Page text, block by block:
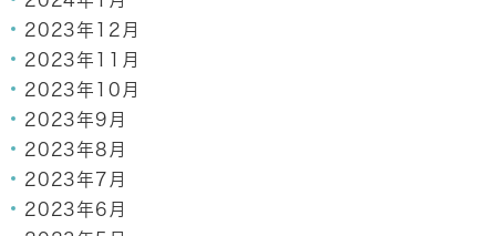
2023年12月
2023年11月
2023年10月
2023年9月
2023年8月
2023年7月
2023年6月